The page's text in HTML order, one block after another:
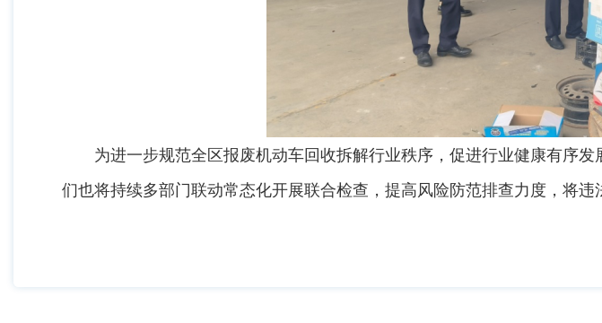
为进一步规范全区报废机动车回收拆解行业秩序，促进行业健康有序发
们也将持续多部门联动常态化开展联合检查，提高风险防范排查力度，将违